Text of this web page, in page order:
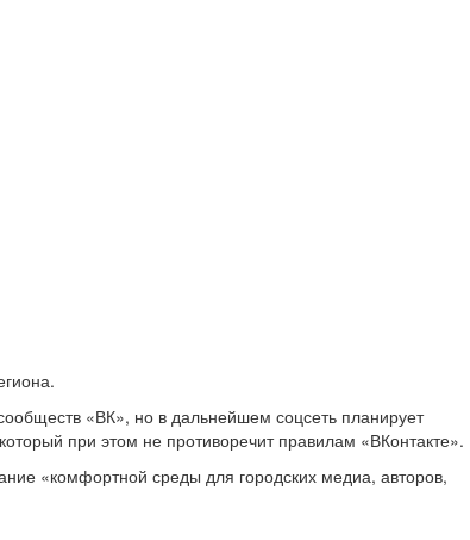
«ВК», но в дальнейшем соцсеть планирует
при этом не противоречит правилам «ВКонтакте».
«комфортной среды для городских медиа, авторов,